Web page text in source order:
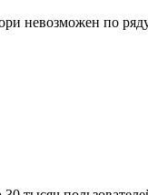
невозможен по